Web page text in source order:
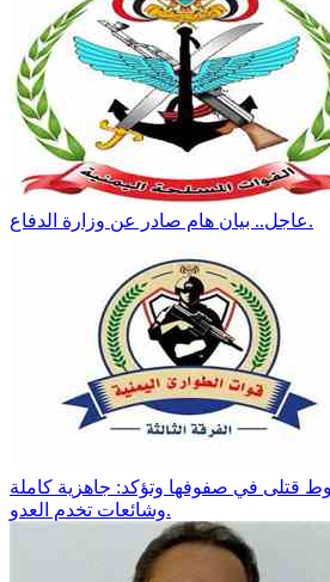
عاجل.. بيان هام صادر عن وزارة الدفاع.
قتلى في صفوفها وتؤكد: جاهزية كاملة
وشائعات تخدم العدو.